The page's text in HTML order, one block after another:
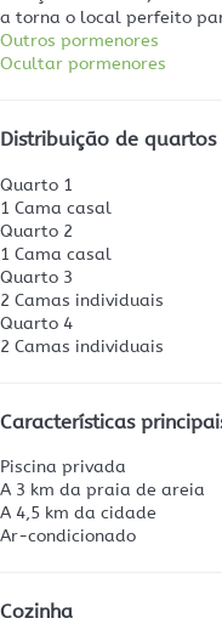
a torna o local perfeito
Outros pormenores
Ocultar pormenores
Distribuição de quartos
Quarto 1
1 Cama casal
Quarto 2
1 Cama casal
Quarto 3
2 Camas individuais
Quarto 4
2 Camas individuais
Características
Piscina privada
A 3 km da praia de areia
A 4,5 km da cidade
Ar-condicionado
Cozinha